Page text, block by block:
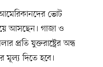
ভোট
আসছেন। গাজা ও
প্রতি যুক্তরাষ্ট্রের অন্ধ
মূল্য দিতে হবে।